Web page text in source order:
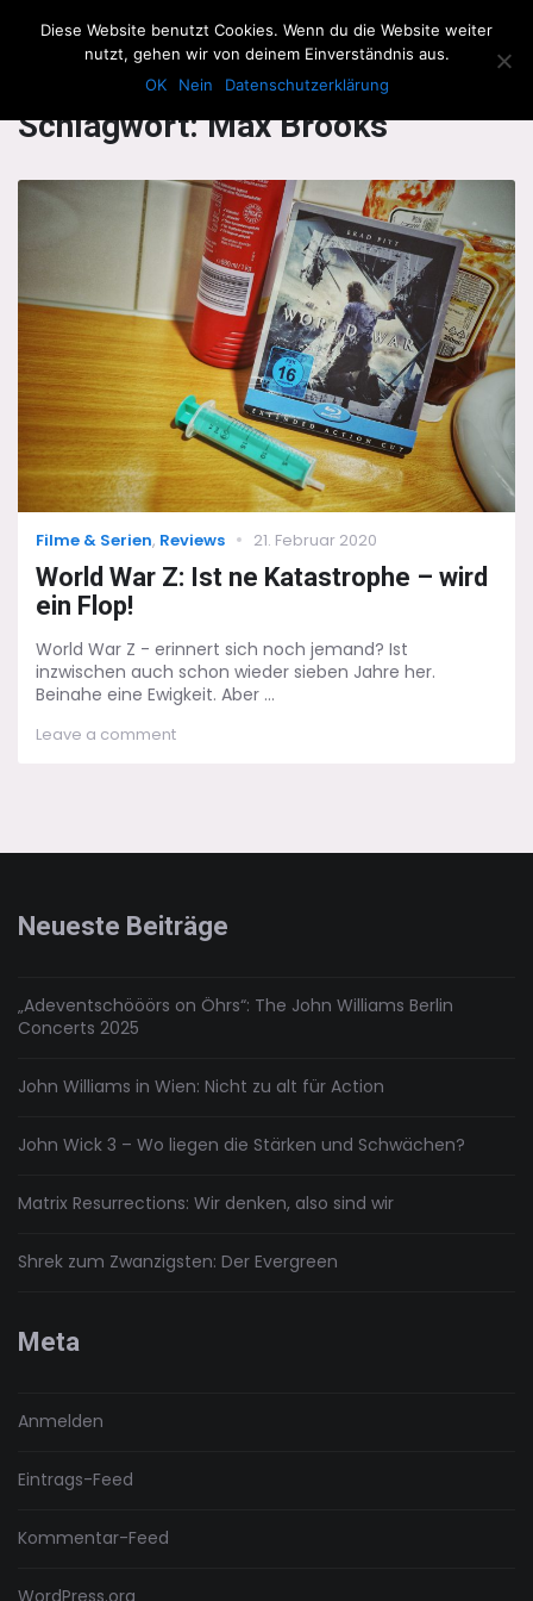
The Howling Men
Schlagwort:Max Brooks
Categories
Filme & Serien, Reviews
Posted
21. Februar 2020
World War Z: Ist ne Katastrophe – wird
ein Flop!
World War Z - erinnert sich noch jemand? Ist
inzwischen auch schon wieder sieben Jahre her.
Beinahe eine Ewigkeit. Aber ...
Leave a commenton
ein
Flop!
Neueste Beiträge
„Adeventschööörs on Öhrs“: The John Williams Berlin
Concerts 2025
John Williams in Wien: Nicht zu alt für Action
John Wick 3 – Wo liegen die Stärken und Schwächen?
Matrix Resurrections: Wir denken, also sind wir
Shrek zum Zwanzigsten: Der Evergreen
Meta
Anmelden
Eintrags-Feed
Kommentar-Feed
WordPress.org
Diese Website benutzt Cookies. Wenn du die Website weiter
nutzt, gehen wir von deinem Einverständnis aus.
OK
Nein Datenschutzerklärung